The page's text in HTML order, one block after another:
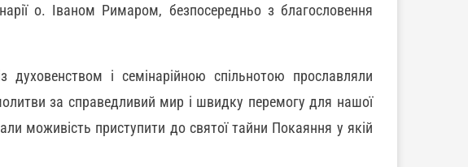
о. Іваном Римаром, безпосередньо з благословення
і семінарійною спільнотою прославляли
за справедливий мир і швидку перемогу для нашої
моживість приступити до святої тайни Покаяння у якій